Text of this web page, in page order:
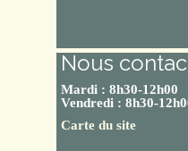
Nous
Mardi : 8h30-12h00
Vendredi : 8h30-
Carte du site